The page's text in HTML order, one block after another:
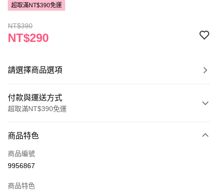
超取滿NT$390免運
NT$390
NT$290
請選擇商品選項
付款與運送方式
超取滿NT$390免運
POYA支付
信用卡一次付款
商品特色
商品編號
9956867
商品特色